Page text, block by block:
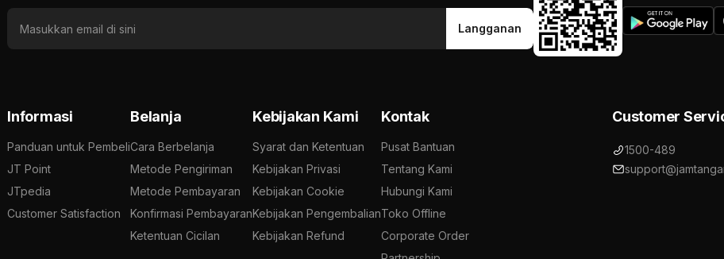
Langganan
Informasi
Panduan untuk Pembeli
JT Point
JTpedia
Customer Satisfaction
Belanja
Cara Berbelanja
Metode Pengiriman
Metode Pembayaran
Konfirmasi Pembayaran
Ketentuan Cicilan
Kebijakan Kami
Syarat dan Ketentuan
Kebijakan Privasi
Kebijakan Cookie
Kebijakan Pengembalian
Kebijakan Refund
Kontak
Pusat Bantuan
Tentang Kami
Hubungi Kami
Toko Offline
Corporate Order
Customer
1500-489